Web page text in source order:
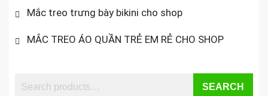
Mắc treo trưng bày bikini cho shop
MẮC TREO ÁO QUẦN TRẺ EM RẺ CHO SHOP
SEARCH